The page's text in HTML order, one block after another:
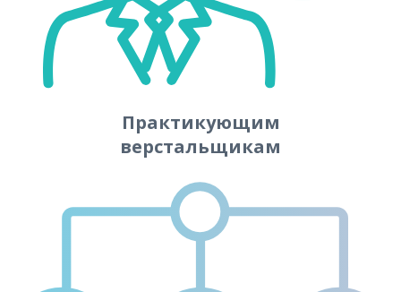
Практикующим
верстальщикам